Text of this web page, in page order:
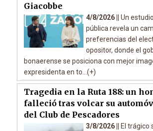
Giacobbe
4/8/2026 || Un
pública revela un
preferencias del
opositor, donde el
bonaerense se posiciona con mejor
expresidenta en to...(+)
Tragedia en la Ruta 188: un
falleció tras volcar su
del Club de Pescadores
3/8/2026 ||
El trágico